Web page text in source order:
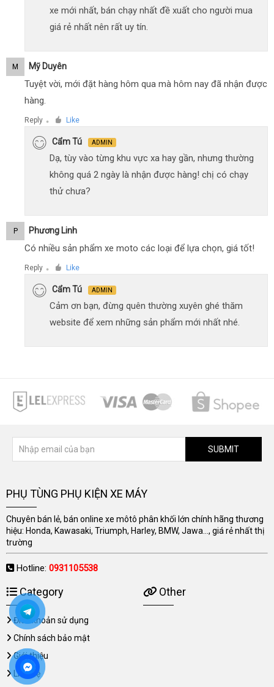
xe mới nhất, bán chạy nhất đề xuất cho người mua
giá rẻ nhất nên rất uy tín.
M Mỹ Duyên
Tuyệt vời, mới đặt hàng hôm qua mà hôm nay đã nhận được
hàng.
Reply ● Like
Cẩm Tú ADMIN
Dạ, tùy vào từng khu vực xa hay gần, nhưng thường
không quá 2 ngày là nhận được hàng! chị có chạy
thử chưa?
P Phương Linh
Có nhiều sản phẩm xe moto các loại để lựa chọn, giá tốt!
Reply ● Like
Cẩm Tú ADMIN
Cảm ơn bạn, đừng quên thường xuyên ghé thăm
website để xem những sản phẩm mới nhất nhé.
SUBMIT
PHỤ TÙNG PHỤ KIỆN XE MÁY
Chuyên bán lẻ, bán online xe môtô phân khối lớn chính hãng thương
hiệu: Honda, Kawasaki, Triumph, Harley, BMW, Jawa..., giá rẻ nhất thị
trường
Hotline: 0931105538
Category
Điều khoản sử dụng
Chính sách bảo mật
Giới thiệu
Liên hệ
Other